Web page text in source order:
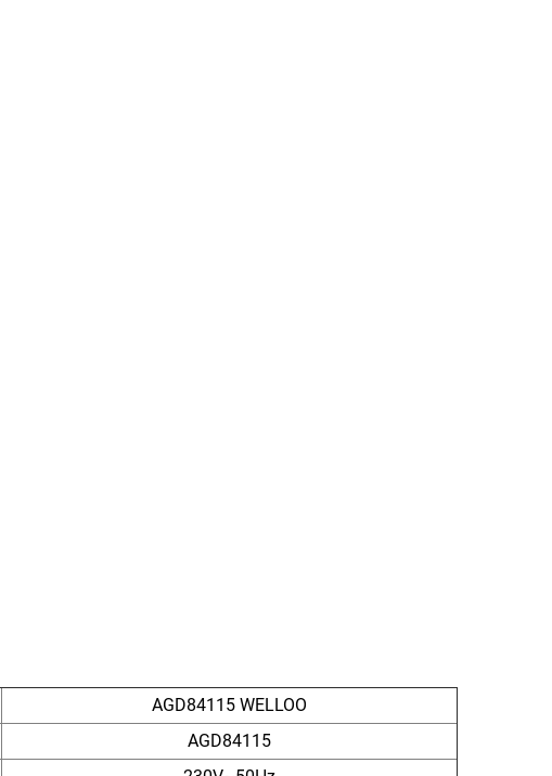
AGD84115 WELLOO
AGD84115